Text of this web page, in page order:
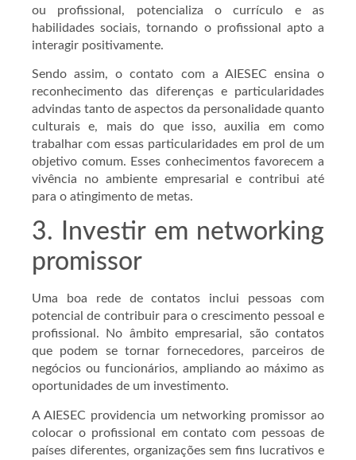
ou profissional, potencializa o currículo e as
habilidades sociais, tornando o profissional apto a
interagir positivamente.
Sendo assim, o contato com a AIESEC ensina o
reconhecimento das diferenças e particularidades
advindas tanto de aspectos da personalidade quanto
culturais e, mais do que isso, auxilia em como
trabalhar com essas particularidades em prol de um
objetivo comum. Esses conhecimentos favorecem a
vivência no ambiente empresarial e contribui até
para o atingimento de metas.
3. Investir em networking
promissor
Uma boa rede de contatos inclui pessoas com
potencial de contribuir para o crescimento pessoal e
profissional. No âmbito empresarial, são contatos
que podem se tornar fornecedores, parceiros de
negócios ou funcionários, ampliando ao máximo as
oportunidades de um investimento.
A AIESEC providencia um networking promissor ao
colocar o profissional em contato com pessoas de
países diferentes, organizações sem fins lucrativos e